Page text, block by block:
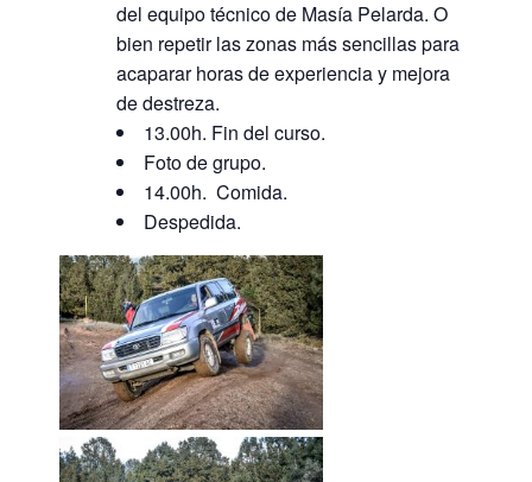
del equipo técnico de Masía Pelarda. O
bien repetir las zonas más sencillas para
acaparar horas de experiencia y mejora
de destreza.
13.00h. Fin del curso.
Foto de grupo.
14.00h. Comida.
Despedida.